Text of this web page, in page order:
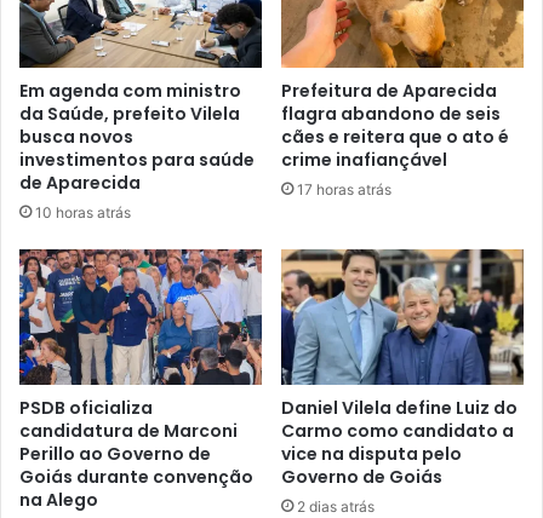
Em agenda com ministro
da Saúde, prefeito Vilela
busca novos
investimentos para saúde
de Aparecida
10 horas atrás
Prefeitura de Aparecida
flagra abandono de seis
cães e reitera que o ato é
crime inafiançável
17 horas atrás
PSDB oficializa
candidatura de Marconi
Perillo ao Governo de
Goiás durante convenção
na Alego
Daniel Vilela define Luiz do
Carmo como candidato a
vice na disputa pelo
Governo de Goiás
2 dias atrás